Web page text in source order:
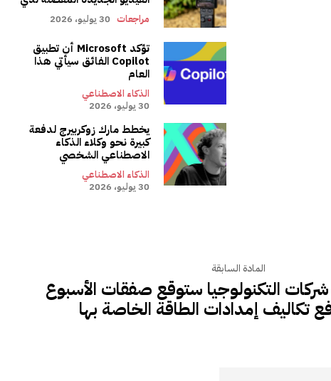
مراجعات 30 يوليو، 2026
تؤكد Microsoft أن تطبيق
Copilot الفائق سيأتي هذا
العام
الذكاء الاصطناعي
30 يوليو، 2026
يخطط مارك زوكربيرج لدفعة
كبيرة نحو وكلاء الذكاء
الاصطناعي الشخصي
الذكاء الاصطناعي
30 يوليو، 2026
المادة السابقة
التكنولوجيا ستوقع صفقات الأسبوع
تكاليف إمدادات الطاقة الخاصة بها